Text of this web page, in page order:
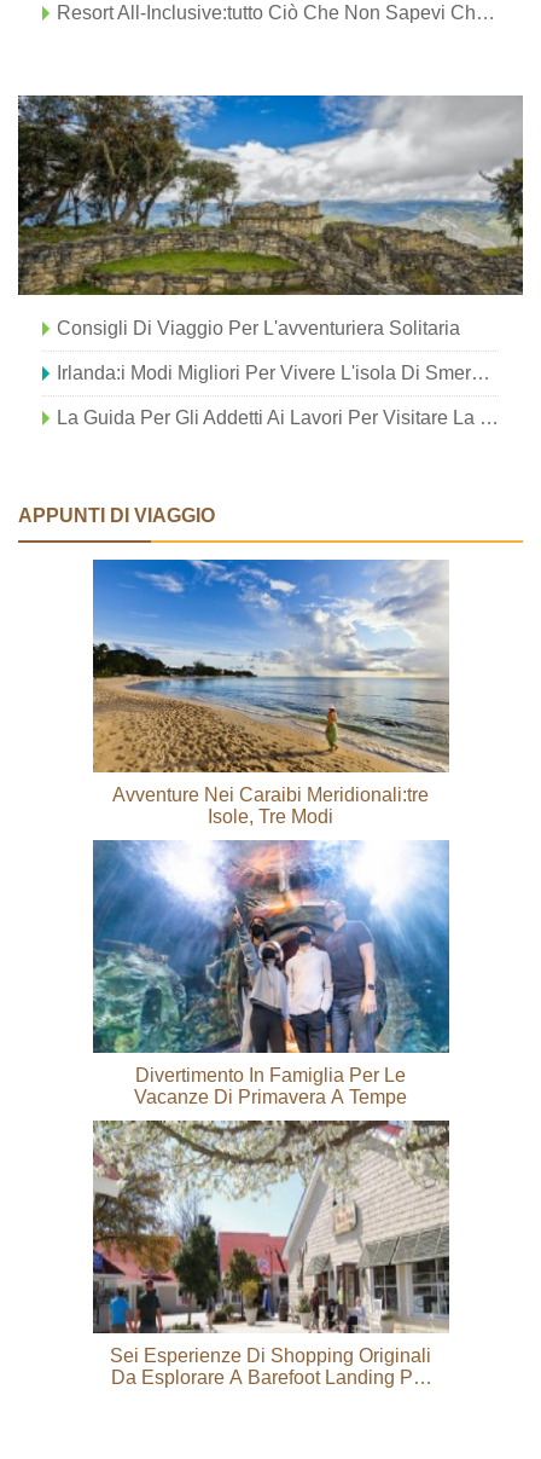
Resort All-Inclusive:tutto Ciò Che Non Sapevi Chiedere
Consigli Di Viaggio Per L'avventuriera Solitaria
Irlanda:i Modi Migliori Per Vivere L'isola Di Smeraldo
La Guida Per Gli Addetti Ai Lavori Per Visitare La Collina Dei Musei Di Santa Fe
APPUNTI DI VIAGGIO
Avventure Nei Caraibi Meridionali:tre
Isole, Tre Modi
Divertimento In Famiglia Per Le
Vacanze Di Primavera A Tempe
Sei Esperienze Di Shopping Originali
Da Esplorare A Barefoot Landing Per